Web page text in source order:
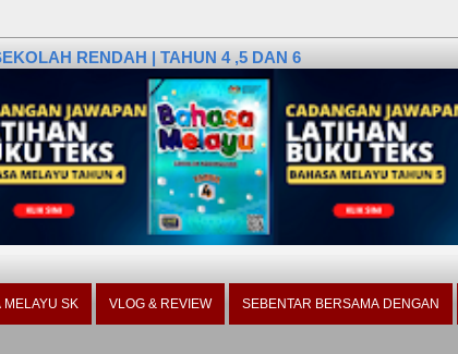
RENDAH | TAHUN 4 ,5 DAN 6
MELAYU SK VLOG & REVIEW SEBENTAR BERSAMA DENGAN